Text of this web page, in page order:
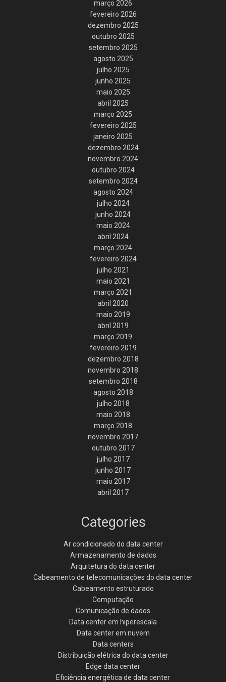
março 2026
fevereiro 2026
dezembro 2025
outubro 2025
setembro 2025
agosto 2025
julho 2025
junho 2025
maio 2025
abril 2025
março 2025
fevereiro 2025
janeiro 2025
dezembro 2024
novembro 2024
outubro 2024
setembro 2024
agosto 2024
julho 2024
junho 2024
maio 2024
abril 2024
março 2024
fevereiro 2024
julho 2021
maio 2021
março 2021
abril 2020
maio 2019
abril 2019
março 2019
fevereiro 2019
dezembro 2018
novembro 2018
setembro 2018
agosto 2018
julho 2018
maio 2018
março 2018
novembro 2017
outubro 2017
julho 2017
junho 2017
maio 2017
abril 2017
Categories
Ar condicionado do data center
Armazenamento de dados
Arquitetura do data center
Cabeamento de telecomunicações do data center
Cabeamento estruturado
Computação
Comunicação de dados
Data center em hiperescala
Data center em nuvem
Data centers
Distribuição elétrica do data center
Edge data center
Eficiência energética de data center